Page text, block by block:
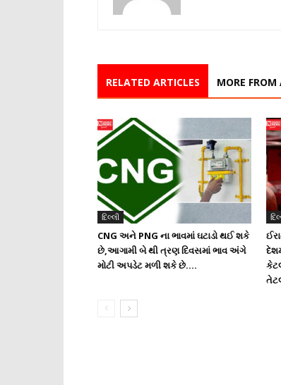
RELATED ARTICLES MORE
દિલ્લી
CNG અને PNG ના ભાવમાં ઘટાડો થઈ શકે
છે,આગામી બે થી ત્રણ દિવસમાં ભાવ અંગે
મોટી અપડેટ મળી શકે છે….